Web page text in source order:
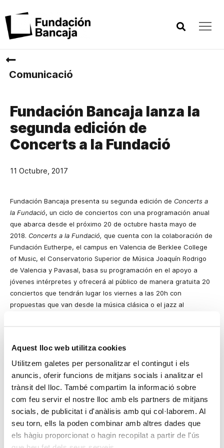
Aquest lloc web utilitza cookies
Utilitzem galetes per personalitzar el contingut i els
anuncis, oferir funcions de mitjans socials i analitzar el
trànsit del lloc. També compartim la informació sobre
com feu servir el nostre lloc amb els partners de mitjans
socials, de publicitat i d'anàlisis amb qui col·laborem. Al
seu torn, ells la poden combinar amb altres dades que
els hàgiu proporcionat o hagin recopilat a partir de l'ús
Comunicació
Fundación Bancaja lanza la
segunda edición de
Concerts a la Fundació
11 Octubre, 2017
Fundación Bancaja presenta su segunda edición de Concerts a
la Fundació, un ciclo de conciertos con una programación anual
que abarca desde el próximo 20 de octubre hasta mayo de
2018. Concerts a la Fundació, que cuenta con la colaboración de
Fundación Eutherpe, el campus en Valencia de Berklee College
of Music, el Conservatorio Superior de Música Joaquín Rodrigo
de Valencia y Pavasal, basa su programación en el apoyo a
jóvenes intérpretes y ofrecerá al público de manera gratuita 20
conciertos que tendrán lugar los viernes a las 20h con
propuestas que van desde la música clásica o el jazz al
Fundación Eutherpe ofrecerá en el marco de este ciclo
Yoon, María Linares, Carlos Marín Rayo, Andrey Yaroshinsky o
Carlos Santo; el quinteto flamenco y clásicoEn Clave de Clot; el
Cuarteto Cisneros; o un dúo de marimba y piano a cargo de
Black and White Keys. Por su parte, de la mano del campus en
Valencia de Berklee se podrán escuchar propuestas musicales
de música india, jazz y música de autor. Además, el
Conservatorio Superior de Música Joaquín Rodrigo de Valencia